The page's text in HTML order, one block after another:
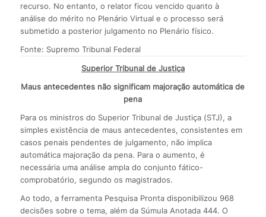
recurso. No entanto, o relator ficou vencido quanto à
análise do mérito no Plenário Virtual e o processo será
submetido a posterior julgamento no Plenário físico.
Fonte: Supremo Tribunal Federal
Superior Tribunal de Justiça
Maus antecedentes não significam majoração automática de
pena
Para os ministros do Superior Tribunal de Justiça (STJ), a
simples existência de maus antecedentes, consistentes em
casos penais pendentes de julgamento, não implica
automática majoração da pena. Para o aumento, é
necessária uma análise ampla do conjunto fático-
comprobatório, segundo os magistrados.
Ao todo, a ferramenta Pesquisa Pronta disponibilizou 968
decisões sobre o tema, além da Súmula Anotada 444. O